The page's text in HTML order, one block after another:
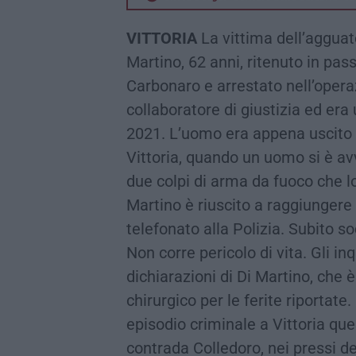
VITTORIA La vittima
Martino, 62 anni, ritenuto in
Carbonaro e arrestato
collaboratore di giustizia ed
2021. L’uomo era appena
Vittoria, quando un uomo si è
due colpi di arma da fuoco che
Martino è riuscito a
telefonato alla Polizia. Subito
Non corre pericolo di vita. Gli
dichiarazioni di Di Martino, che
chirurgico per le ferite
episodio criminale a Vittoria
contrada Colledoro, nei pressi